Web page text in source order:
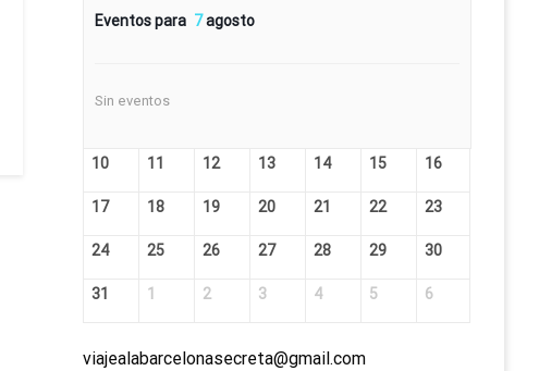
Eventos para 7agosto
Sin eventos
10 11 12 13 14 15 16
17 18 19 20 21 22 23
24 25 26 27 28 29 30
31 1 2 3 4 5 6
viajealabarcelonasecreta@gmail.com